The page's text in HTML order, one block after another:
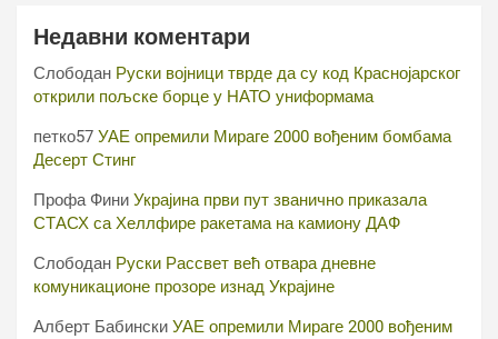
Недавни коментари
Слободан Руски војници тврде да су код Краснојарског
открили пољске борце у НАТО униформама
петко57 УАЕ опремили Мираге 2000 вођеним бомбама
Десерт Стинг
Профа Фини Украјина први пут званично приказала
СТАСХ са Хеллфире ракетама на камиону ДАФ
Слободан Руски Рассвет већ отвара дневне
комуникационе прозоре изнад Украјине
Алберт Бабински УАЕ опремили Мираге 2000 вођеним